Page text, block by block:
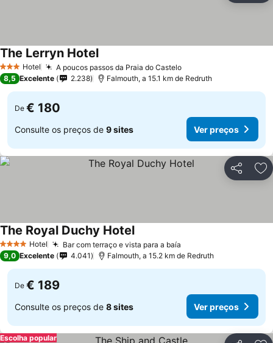
3 EstrelasHotel A poucos passos da Praia do Castelo
The Lerryn Hotel
8,5 Excelente 2.238 Falmouth, a 15.1 km de Redruth
De € 180
Consulte os preços de 9 sites Ver preços
Partilhar
4 EstrelasHotel Bar com terraço e vista para a baía
The Royal Duchy Hotel
9,0 Excelente 4.041 Falmouth, a 15.2 km de Redruth
De € 189
Consulte os preços de 8 sites Ver preços
Escolha popular